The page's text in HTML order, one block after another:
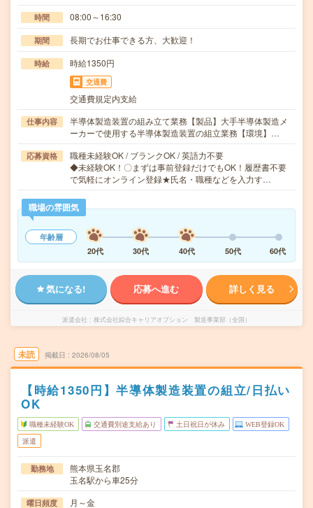
時間 08:00～16:30
期間 長期でお仕事できる方、大歓迎！
時給 時給1350円
交通費
交通費規定内支給
仕事内容
半導体製造装置の組み立て業務【製品】大手半導体製造メ
ーカーで使用する半導体製造装置の組立業務【環境】…
応募資格
職種未経験OK / ブランクOK / 英語力不要
◆未経験OK！〇まずは事前登録だけでもOK！履歴書不要
で気軽にオンライン登録★氏名・職種などを入力す…
職場の雰囲気
年齢層
20代
30代 40代 50代 60代
気になる! 応募へ進む 詳しく見る
派遣会社 株式会社綜合キャリアオプション 製造事業部（全国）
未読 掲載日 2026/08/05
【時給1350円】半導体製造装置の組立/日払い
OK
職種未経験OK 交通費別途支給あり 土日祝日が休み WEB登録OK
派遣
勤務地
熊本県玉名郡
玉名駅から車25分
曜日頻度 月～金